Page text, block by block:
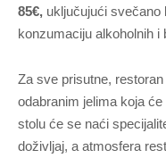
85€, uključujući svečano
konzumaciju alkoholnih i
Za sve prisutne,
odabranim jelima koja
stolu će se naći
doživljaj, a atmosfera